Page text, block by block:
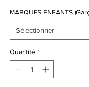
MARQUES ENFANTS
Quantité *